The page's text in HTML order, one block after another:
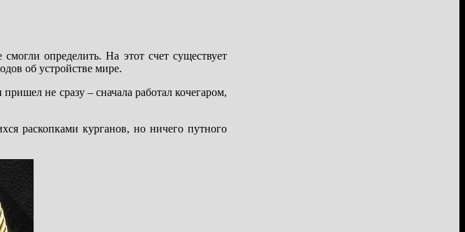
определить. На этот счет существует
об устройстве мире.
не сразу – сначала работал кочегаром,
раскопками курганов, но ничего путного